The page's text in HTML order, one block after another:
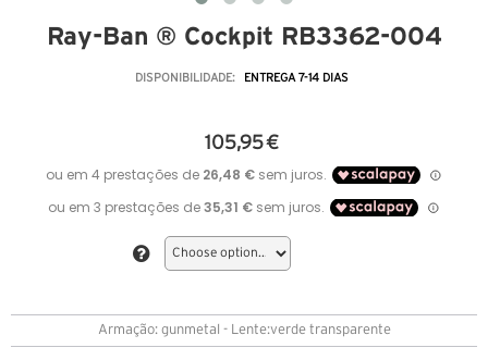
Ray-Ban ® Cockpit RB3362-004
DISPONIBILIDADE: ENTREGA 7-14 DIAS
105,95 €
Armação: gunmetal - Lente:verde transparente